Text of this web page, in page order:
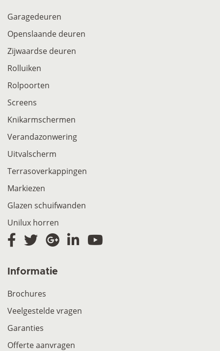
Garagedeuren
Openslaande deuren
Zijwaardse deuren
Rolluiken
Rolpoorten
Screens
Knikarmschermen
Verandazonwering
Uitvalscherm
Terrasoverkappingen
Markiezen
Glazen schuifwanden
Unilux horren
Informatie
Brochures
Veelgestelde vragen
Garanties
Offerte aanvragen